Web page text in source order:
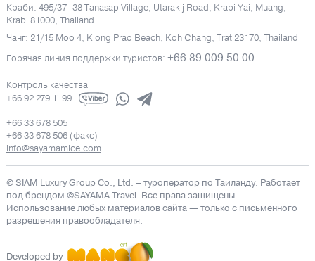
Краби: 495/37–38 Tanasap Village, Utarakij Road, Krabi Yai, Muang,
Krabi 81000, Thailand
Чанг: 21/15 Moo 4, Klong Prao Beach, Koh Chang, Trat 23170, Thailand
Горячая линия поддержки туристов: +66 89 009 50 00
Контроль качества
+66 92 279 11 99
+66 33 678 505
+66 33 678 506 (факс)
info@sayamamice.com
© SIAM Luxury Group Co., Ltd. – туроператор по Таиланду. Работает
под брендом ©SAYAMA Travel. Все права защищены.
Использование любых материалов сайта — только с письменного
разрешения правообладателя.
Developed by